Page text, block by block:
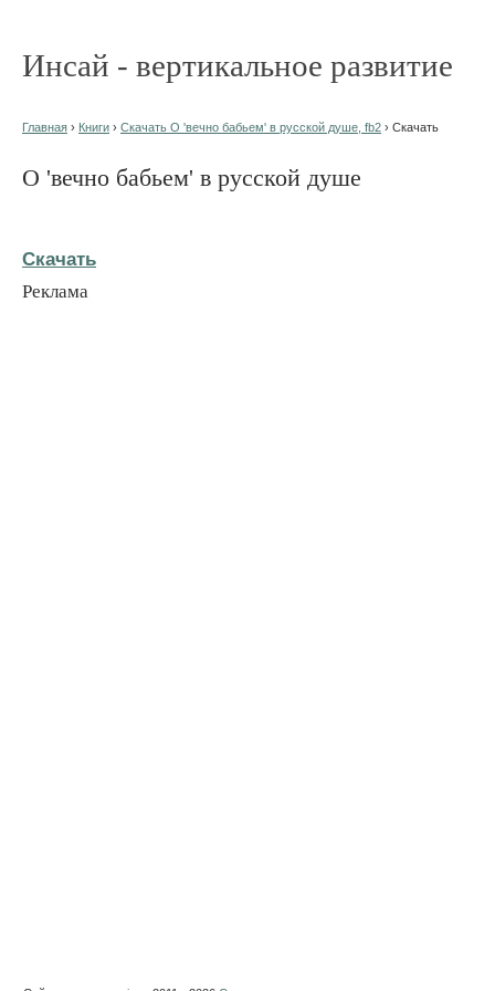
Инсай - вертикальное развитие
Главная › Книги › Скачать О 'вечно бабьем' в русской душе, fb2 › Скачать
О 'вечно бабьем' в русской душе
Скачать
Реклама